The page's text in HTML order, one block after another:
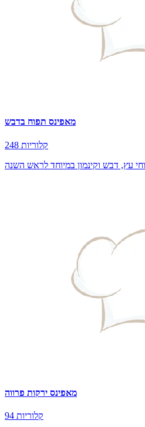
מאפינס תפוח בדבש
248 קלוריות
עץ, דבש וקינמון במיוחד לראש השנה
מאפינס ירקות פרווה
94 קלוריות